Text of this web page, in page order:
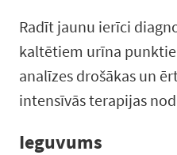
Radīt jaunu ierīci
kaltētiem urīna
analīzes drošākas un
intensīvās terapijas
Ieguvums